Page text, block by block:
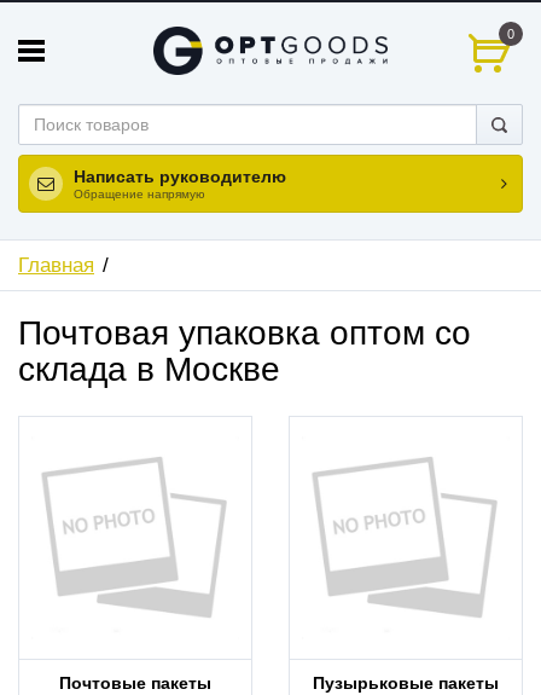
0
Написать руководителю
Обращение напрямую
Главная
Почтовая упаковка оптом со
склада в Москве
Почтовые пакеты Пузырьковые пакеты